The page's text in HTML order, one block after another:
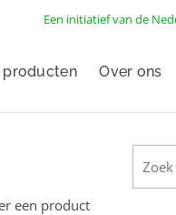
Een initiatief van de
producten Over ons
een product